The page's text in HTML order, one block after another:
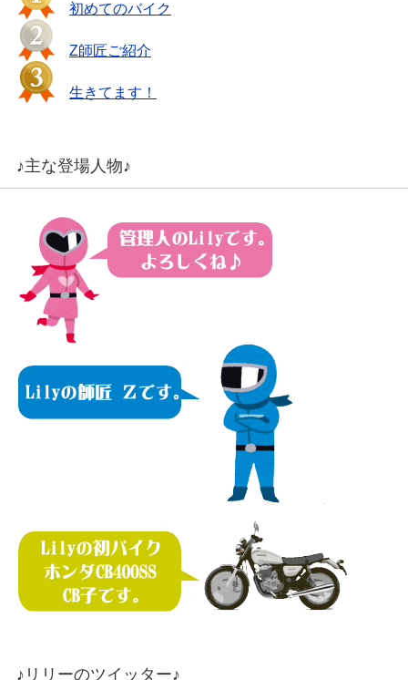
初めてのバイク
Z師匠ご紹介
生きてます！
♪主な登場人物♪
♪リリーのツイッター♪